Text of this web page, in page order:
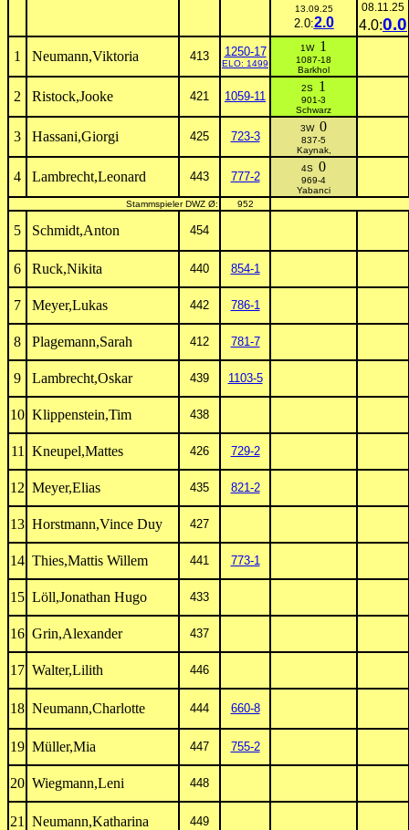
13.09.25
2.0:2.0
08.11.25
4.0:0.0
1 Neumann,Viktoria 413 1250-17
ELO: 1499
1W 1
1087-18
Barkhol
2 Ristock,Jooke 421 1059-11
2S 1
901-3
Schwarz
3 Hassani,Giorgi 425 723-3
3W 0
837-5
Kaynak,
4 Lambrecht,Leonard 443 777-2
4S 0
969-4
Yabanci
Stammspieler DWZ Ø:
952
5 Schmidt,Anton 454
6 Ruck,Nikita 440 854-1
7 Meyer,Lukas 442 786-1
8 Plagemann,Sarah 412 781-7
9 Lambrecht,Oskar 439 1103-5
10 Klippenstein,Tim 438
11 Kneupel,Mattes 426 729-2
12 Meyer,Elias 435 821-2
13 Horstmann,Vince Duy 427
14 Thies,Mattis Willem 441 773-1
15 Löll,Jonathan Hugo 433
16 Grin,Alexander 437
17 Walter,Lilith 446
18 Neumann,Charlotte 444 660-8
19 Müller,Mia 447 755-2
20 Wiegmann,Leni 448
21 Neumann,Katharina 449